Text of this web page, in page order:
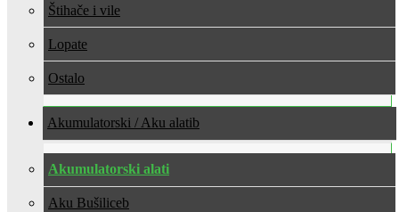
Štihače i vile
Lopate
Ostalo
Akumulatorski / Aku alati
Akumulatorski alati
Aku Bušilice